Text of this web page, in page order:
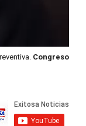
Congreso